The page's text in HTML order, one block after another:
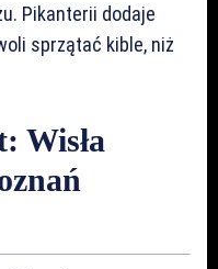
Pikanterii dodaje
sprzątać kible, niż
Wisła